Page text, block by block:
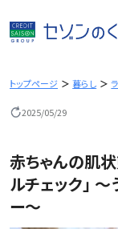
容
を
キトップページ 暮らし
2025/05/29
赤ちゃんの肌状
ルチェック」
ー～